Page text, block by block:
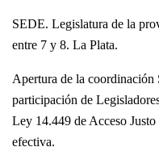
SEDE. Legislatura de la
entre 7 y 8. La Plata.
Apertura de la
participación de
Ley 14.449 de Acceso
efectiva.